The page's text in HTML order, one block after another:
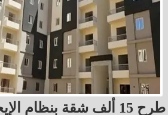
طرح 15 ألف شقة بنظام